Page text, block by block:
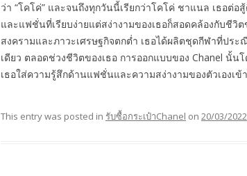
ว่า “โคโค่” และจนถึงทุกวันนี้เรียกว่าโคโค่ ชาแนล เธอต่
และแฟชั่นที่เรียบง่ายแต่สง่างามของเธอก็สอดคล้องกับชีวิ
สงครามและภาวะเศรษฐกิจตกต่ำ เธอได้ผลิตชุดกีฬาที่ปร
เดียว ตลอดช่วงชีวิตของเธอ การออกแบบของ Chanel นั้น
เธอใส่ความรู้สึกด้านแฟชั่นและความสง่างามของตัวเองเข้
This entry was posted in รับซื้อกระเป๋าChanel on 20/03/2022